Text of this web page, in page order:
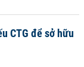
CTG để sở hữu